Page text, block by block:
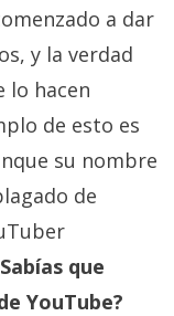
a dar
y la verdad
lo hacen
de esto es
su nombre
de
que
YouTube?